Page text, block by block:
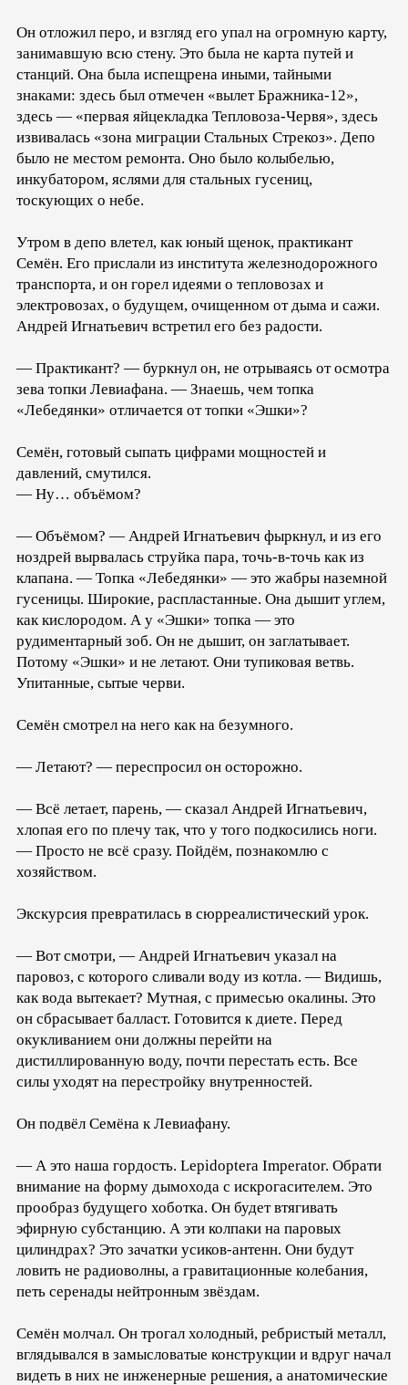
Он отложил перо, и взгляд его упал на огромную карту,
занимавшую всю стену. Это была не карта путей и
станций. Она была испещрена иными, тайными
знаками: здесь был отмечен «вылет Бражника-12»,
здесь — «первая яйцекладка Тепловоза-Червя», здесь
извивалась «зона миграции Стальных Стрекоз». Депо
было не местом ремонта. Оно было колыбелью,
инкубатором, яслями для стальных гусениц,
тоскующих о небе.
Утром в депо влетел, как юный щенок, практикант
Семён. Его прислали из института железнодорожного
транспорта, и он горел идеями о тепловозах и
электровозах, о будущем, очищенном от дыма и сажи.
Андрей Игнатьевич встретил его без радости.
— Практикант? — буркнул он, не отрываясь от осмотра
зева топки Левиафана. — Знаешь, чем топка
«Лебедянки» отличается от топки «Эшки»?
Семён, готовый сыпать цифрами мощностей и
давлений, смутился.
— Ну… объёмом?
— Объёмом? — Андрей Игнатьевич фыркнул, и из его
ноздрей вырвалась струйка пара, точь-в-точь как из
клапана. — Топка «Лебедянки» — это жабры наземной
гусеницы. Широкие, распластанные. Она дышит углем,
как кислородом. А у «Эшки» топка — это
рудиментарный зоб. Он не дышит, он заглатывает.
Потому «Эшки» и не летают. Они тупиковая ветвь.
Упитанные, сытые черви.
Семён смотрел на него как на безумного.
— Летают? — переспросил он осторожно.
— Всё летает, парень, — сказал Андрей Игнатьевич,
хлопая его по плечу так, что у того подкосились ноги.
— Просто не всё сразу. Пойдём, познакомлю с
хозяйством.
Экскурсия превратилась в сюрреалистический урок.
— Вот смотри, — Андрей Игнатьевич указал на
паровоз, с которого сливали воду из котла. — Видишь,
как вода вытекает? Мутная, с примесью окалины. Это
он сбрасывает балласт. Готовится к диете. Перед
окукливанием они должны перейти на
дистиллированную воду, почти перестать есть. Все
силы уходят на перестройку внутренностей.
Он подвёл Семёна к Левиафану.
— А это наша гордость. Lepidoptera Imperator. Обрати
внимание на форму дымохода с искрогасителем. Это
прообраз будущего хоботка. Он будет втягивать
эфирную субстанцию. А эти колпаки на паровых
цилиндрах? Это зачатки усиков-антенн. Они будут
ловить не радиоволны, а гравитационные колебания,
петь серенады нейтронным звёздам.
Семён молчал. Он трогал холодный, ребристый металл,
вглядывался в замысловатые конструкции и вдруг начал
видеть в них не инженерные решения, а анатомические